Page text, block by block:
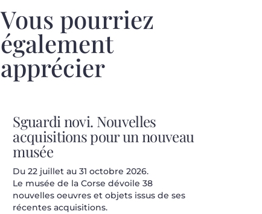
Vous pourriez
également
apprécier
Sguardi novi. Nouvelles
acquisitions pour un nouveau
musée
Du 22 juillet au 31 octobre 2026.
Le musée de la Corse dévoile 38
nouvelles oeuvres et objets issus de ses
récentes acquisitions.